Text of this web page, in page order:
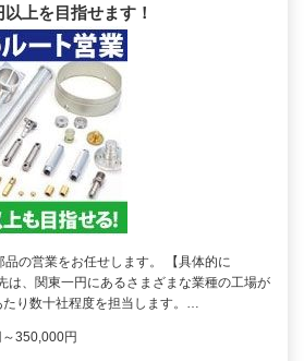
上を目指せます！
品の営業をお任せします。 【具体的に
、関東一円にあるさまざまな業種の工場が
たり数十社程度を担当します。…
350,000円